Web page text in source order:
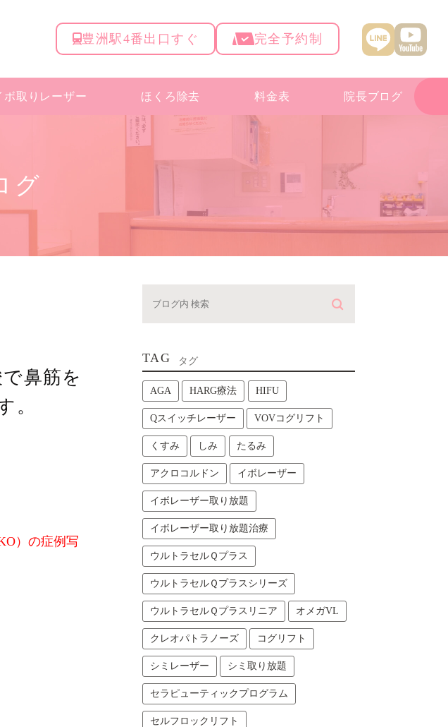
豊洲駅4番出口すぐ 完全予約制
ボ取りレーザー ほくろ除去 料金表 院長ブログ
グ
鼻筋を
。
）の症例写
TAG タグ
AGA HARG療法 HIFU
Qスイッチレーザー VOVコグリフト
くすみ しみ たるみ
アクロコルドン イボレーザー
イボレーザー取り放題
イボレーザー取り放題治療
ウルトラセルＱプラス
ウルトラセルＱプラスシリーズ
ウルトラセルＱプラスリニア オメガVL
クレオパトラノーズ コグリフト
シミレーザー シミ取り放題
セラピューティックプログラム
セルフロックリフト